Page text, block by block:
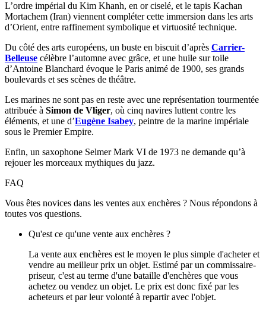
L’ordre impérial du Kim Khanh, en or ciselé, et le tapis Kachan
Mortachem (Iran) viennent compléter cette immersion dans les arts
d’Orient, entre raffinement symbolique et virtuosité technique.
Du côté des arts européens, un buste en biscuit d’après Carrier-
Belleuse célèbre l’automne avec grâce, et une huile sur toile
d’Antoine Blanchard évoque le Paris animé de 1900, ses grands
boulevards et ses scènes de théâtre.
Les marines ne sont pas en reste avec une représentation tourmentée
attribuée à Simon de Vliger, où cinq navires luttent contre les
éléments, et une d’Eugène Isabey, peintre de la marine impériale
sous le Premier Empire.
Enfin, un saxophone Selmer Mark VI de 1973 ne demande qu’à
rejouer les morceaux mythiques du jazz.
FAQ
Vous êtes novices dans les ventes aux enchères ? Nous répondons à
toutes vos questions.
Qu'est ce qu'une vente aux enchères ?
La vente aux enchères est le moyen le plus simple d'acheter et
vendre au meilleur prix un objet. Estimé par un commissaire-
priseur, c'est au terme d'une bataille d'enchères que vous
achetez ou vendez un objet. Le prix est donc fixé par les
acheteurs et par leur volonté à repartir avec l'objet.